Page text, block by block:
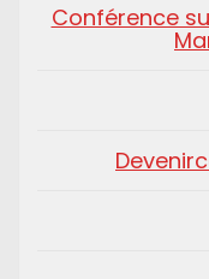
Conférence